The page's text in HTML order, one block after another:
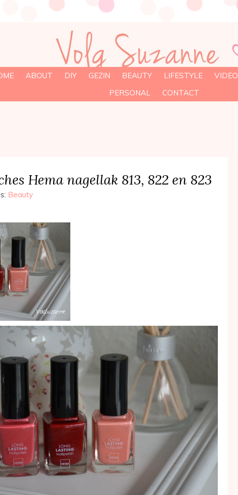
ABOUT DIY GEZIN BEAUTY LIFESTYLE VIDEO
PERSONAL
CONTACT
Hema nagellak 813, 822 en 823
Beauty